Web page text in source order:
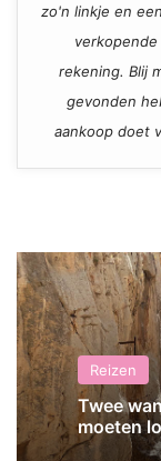
zo'n linkje en
rekening. Blij
gevonden
aankoop doet
Reizen
Twee
moeten